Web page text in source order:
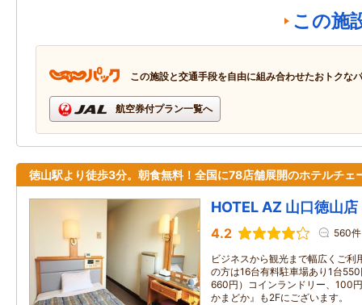
この施
この施設と交通手段を自由に組み合わせたおトクな
航空券付プラン一覧へ
徳山駅より徒歩3分。朝食無料！全国に78店舗展開のホテルチェ
HOTEL AZ 山口徳山店
4.2 560件
ビジネスから観光まで幅広くご利
の方は16台有料駐車場あり1台
660円）コインランドリー、100
かまどか』も2Fにございます。